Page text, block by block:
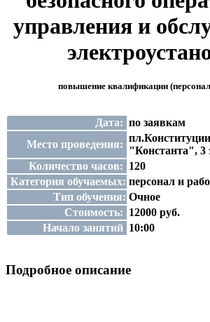
управления и
повышение квалификации
Дата: по заявкам
Место проведения:
"Константа", 3
Количество часов: 120
Категория обучаемых: персонал и
Тип обучения: Очное
Стоимость: 12000 руб.
Начало занятий 10:00
Подробное описание